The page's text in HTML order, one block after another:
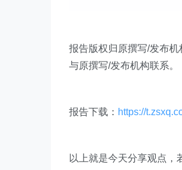
报告版权归原撰写/发布
与原撰写/发布机构联系。
报告下载： https://
以上就是今天分享观点，